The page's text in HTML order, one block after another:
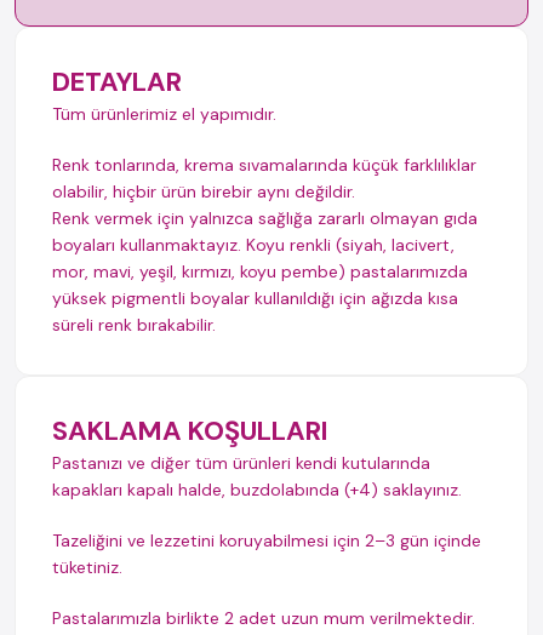
DETAYLAR
Tüm ürünlerimiz el yapımıdır.
Renk tonlarında, krema sıvamalarında küçük farklılıklar
olabilir, hiçbir ürün birebir aynı değildir.
Renk vermek için yalnızca sağlığa zararlı olmayan gıda
boyaları kullanmaktayız. Koyu renkli (siyah, lacivert,
mor, mavi, yeşil, kırmızı, koyu pembe) pastalarımızda
yüksek pigmentli boyalar kullanıldığı için ağızda kısa
süreli renk bırakabilir.
SAKLAMA KOŞULLARI
Pastanızı ve diğer tüm ürünleri kendi kutularında
kapakları kapalı halde, buzdolabında (+4) saklayınız.
Tazeliğini ve lezzetini koruyabilmesi için 2–3 gün içinde
tüketiniz.
Pastalarımızla birlikte 2 adet uzun mum verilmektedir.